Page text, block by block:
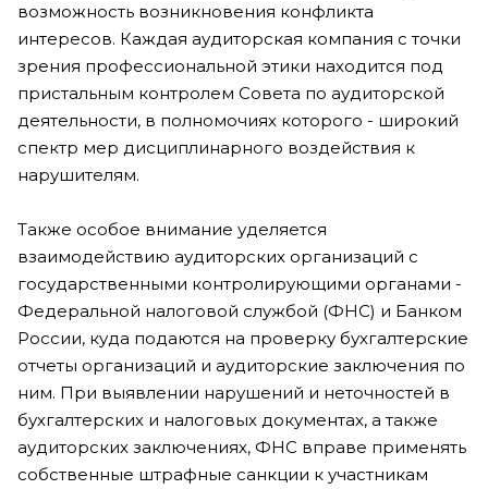
возможность возникновения конфликта
интересов. Каждая аудиторская компания с точки
зрения профессиональной этики находится под
пристальным контролем Совета по аудиторской
деятельности, в полномочиях которого - широкий
спектр мер дисциплинарного воздействия к
нарушителям.
Также особое внимание уделяется
взаимодействию аудиторских организаций с
государственными контролирующими органами -
Федеральной налоговой службой (ФНС) и Банком
России, куда подаются на проверку бухгалтерские
отчеты организаций и аудиторские заключения по
ним. При выявлении нарушений и неточностей в
бухгалтерских и налоговых документах, а также
аудиторских заключениях, ФНС вправе применять
собственные штрафные санкции к участникам